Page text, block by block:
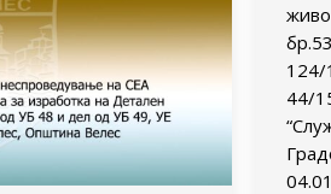
124/
44/